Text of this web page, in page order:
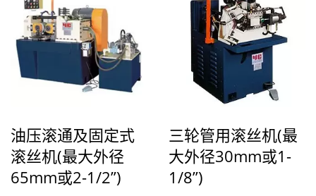
油压滚通及固定式
滚丝机(最大外径
65mm或2-1/2”)
三轮管用滚丝机(最
大外径30mm或1-
1/8”)